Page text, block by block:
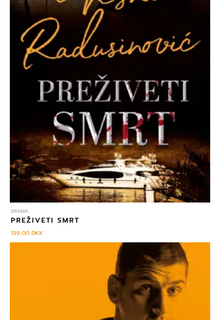
DRAMA
PREŽIVETI SMRT
139,00DKK